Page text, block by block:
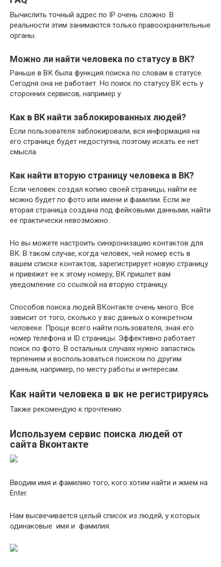
Вычислить точный адрес по IP очень сложно. В
реальности этим занимаются только правоохранительные
органы.
Можно ли найти человека по статусу в ВК?
Раньше в ВК была функция поиска по словам в статусе.
Сегодня она не работает. Но поиск по статусу ВК есть у
сторонних сервисов, например у
Как в ВК найти заблокированных людей?
Если пользователя заблокировали, вся информация на
его странице будет недоступна, поэтому искать ее нет
смысла.
Как найти вторую страницу человека в ВК?
Если человек создал копию своей страницы, найти ее
можно будет по фото или имени и фамилии. Если же
вторая страница создана под фейковыми данными, найти
ее практически невозможно.
Но вы можете настроить синхронизацию контактов для
ВК. В таком случае, когда человек, чей номер есть в
вашем списке контактов, зарегистрирует новую страницу
и привяжет ее к этому номеру, ВК пришлет вам
уведомление со ссылкой на вторую страницу.
Способов поиска людей ВКонтакте очень много. Все
зависит от того, сколько у вас данных о конкретном
человеке. Проще всего найти пользователя, зная его
номер телефона и ID страницы. Эффективно работает
поиск по фото. В остальных случаях нужно запастись
терпением и воспользоваться поиском по другим
данным, например, по месту работы и интересам.
Как найти человека в вк не регистрируясь
Также рекомендую к прочтению:
Используем сервис поиска людей от
сайта Вконтакте
Вводим имя и фамилию того, кого хотим найти и жмем на
Enter.
Нам высвечивается целый список из людей, у которых
одинаковые имя и фамилия: